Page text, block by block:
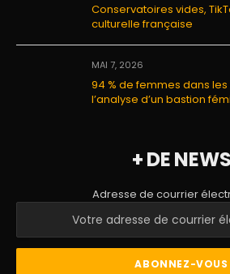
Conservatoires vides,
culturelle française
MAI 7, 2026
94 % de femmes dans
l’analyse d’un bastion
+ DE NEWS
Adresse de courrier